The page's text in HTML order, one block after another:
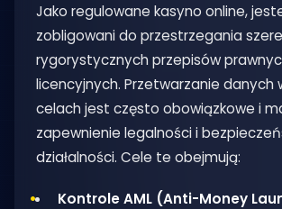
Jako regulowane kasyno online,
zobligowani do przestrzegania
rygorystycznych przepisów
licencyjnych. Przetwarzanie danych
celach jest często obowiązkowe i
zapewnienie legalności i
działalności. Cele te obejmują:
Kontrole AML (Anti-Money